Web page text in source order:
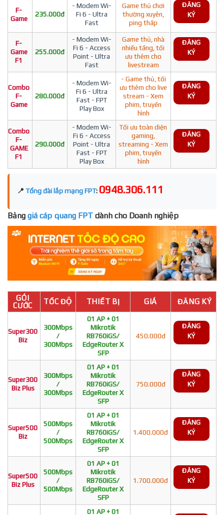
F-
Game
235.000đ
- Modem Wi-
Fi 6 - Ultra
Fast
Game thủ chơi
thường xuyên,
ping thấp
ĐĂNG
KÝ
F-
Game
F1
255.000đ
- Modem Wi-
Fi 6 - Access
Point - Ultra
Fast
Game thủ, nhà
nhiều tầng, tối
ưu thêm cho
livestream
ĐĂNG
KÝ
Combo
F-
Game
280.000đ
- Modem Wi-
Fi 6 - Ultra
Fast - FPT
Play Box
- Game thủ, tối
ưu thêm cho live
stream - Xem
phim, truyền
hình
ĐĂNG
KÝ
Combo
F-
GAME
F1
290.000đ
- Modem Wi-
Fi 6 - Access
Point - Ultra
Fast - FPT
Play Box
Tối ưu toàn diện
gaming,
streaming - Xem
phim, truyền
hình
ĐĂNG
KÝ
📍 Tổng đài lắp mạng FPT: 0948.306.111
Bảng giá cáp quang FPT dành cho Doanh nghiệp
GÓI
CƯỚC
TỐC ĐỘ THIẾT BỊ GIÁ ĐĂNG KÝ
Super300
Biz
300Mbps
/
300Mbps
01 AP + 01
Mikrotik
RB760iGS/
EdgeRouter X
SFP
450.000đ
ĐĂNG
KÝ
Super300
Biz Plus
300Mbps
/
300Mbps
01 AP + 01
Mikrotik
RB760iGS/
EdgeRouter X
SFP
750.000đ
ĐĂNG
KÝ
Super500
Biz
500Mbps
/
500Mbps
01 AP + 01
Mikrotik
RB760iGS/
EdgeRouter X
SFP
1.400.000đ
ĐĂNG
KÝ
Super500
Biz Plus
500Mbps
/
500Mbps
01 AP + 01
Mikrotik
RB760iGS/
EdgeRouter X
SFP
1.700.000đ
ĐĂNG
KÝ
01 AP + 01